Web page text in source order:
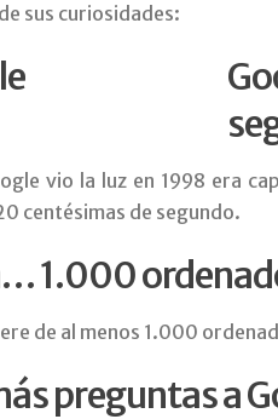
sus curiosidades:
vio la luz en 1998 era
centésimas de segundo.
1.000
de al menos 1.000
preguntas a